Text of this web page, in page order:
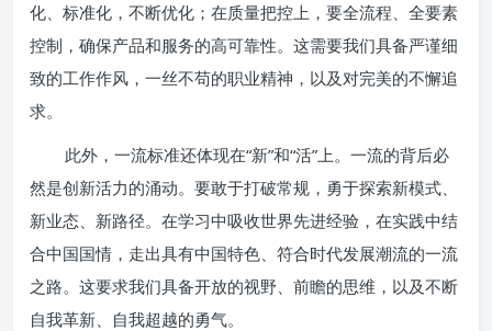
化、标准化，不断优化；在质量把控上，要全流程、全要素
控制，确保产品和服务的高可靠性。这需要我们具备严谨细
致的工作作风，一丝不苟的职业精神，以及对完美的不懈追
求。
此外，一流标准还体现在“新”和“活”上。一流的背后必
然是创新活力的涌动。要敢于打破常规，勇于探索新模式、
新业态、新路径。在学习中吸收世界先进经验，在实践中结
合中国国情，走出具有中国特色、符合时代发展潮流的一流
之路。这要求我们具备开放的视野、前瞻的思维，以及不断
自我革新、自我超越的勇气。